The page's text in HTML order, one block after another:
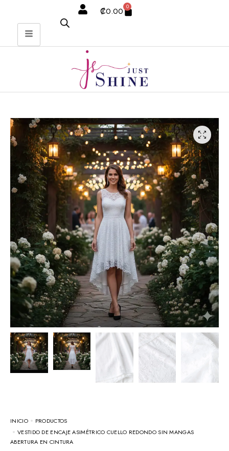
₡0.00 0
INICIO
PRODUCTOS
VESTIDO DE ENCAJE ASIMÉTRICO CUELLO REDONDO SIN MANGAS
ABERTURA EN CINTURA